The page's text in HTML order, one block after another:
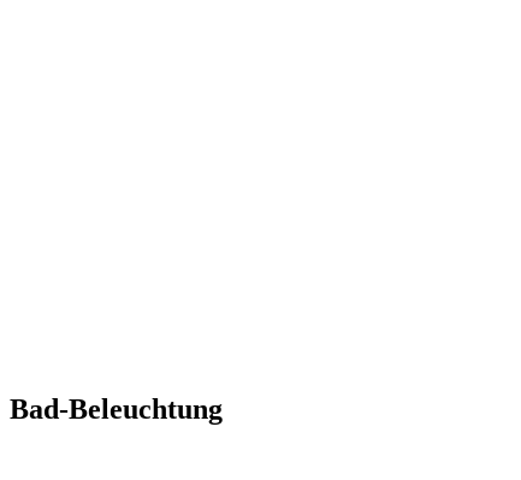
Bad-Beleuchtung